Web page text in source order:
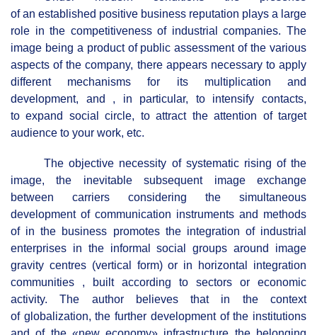
of an established positive business reputation plays a large
role in the competitiveness of industrial companies. The
image being a product of public assessment of the various
aspects of the company, there appears necessary to apply
different mechanisms for its multiplication and
development, and , in particular, to intensify contacts,
to expand social circle, to attract the attention of target
audience to your work, etc.
The objective necessity of systematic rising of the
image, the inevitable subsequent image exchange
between carriers considering the simultaneous
development of communication instruments and methods
of in the business promotes the integration of industrial
enterprises in the informal social groups around image
gravity centres (vertical form) or in horizontal integration
communities , built according to sectors or economic
activity. The author believes that in the context
of globalization, the further development of the institutions